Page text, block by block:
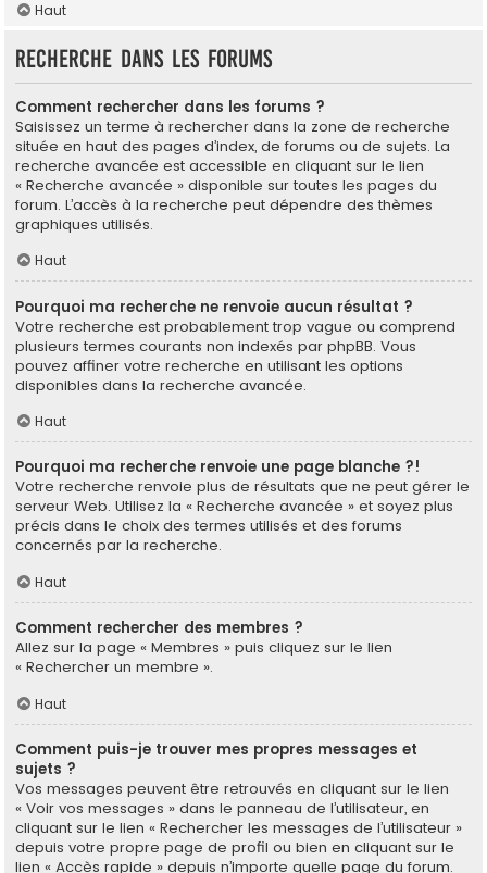
Haut
Recherche dans les forums
Comment rechercher dans les forums ?
Saisissez un terme à rechercher dans la zone de recherche
située en haut des pages d’index, de forums ou de sujets. La
recherche avancée est accessible en cliquant sur le lien
« Recherche avancée » disponible sur toutes les pages du
forum. L’accès à la recherche peut dépendre des thèmes
graphiques utilisés.
Haut
Pourquoi ma recherche ne renvoie aucun résultat ?
Votre recherche est probablement trop vague ou comprend
plusieurs termes courants non indexés par phpBB. Vous
pouvez affiner votre recherche en utilisant les options
disponibles dans la recherche avancée.
Haut
Pourquoi ma recherche renvoie une page blanche ?!
Votre recherche renvoie plus de résultats que ne peut gérer le
serveur Web. Utilisez la « Recherche avancée » et soyez plus
précis dans le choix des termes utilisés et des forums
concernés par la recherche.
Haut
Comment rechercher des membres ?
Allez sur la page « Membres » puis cliquez sur le lien
« Rechercher un membre ».
Haut
Comment puis-je trouver mes propres messages et
sujets ?
Vos messages peuvent être retrouvés en cliquant sur le lien
« Voir vos messages » dans le panneau de l’utilisateur, en
cliquant sur le lien « Rechercher les messages de l’utilisateur »
depuis votre propre page de profil ou bien en cliquant sur le
lien « Accès rapide » depuis n’importe quelle page du forum.